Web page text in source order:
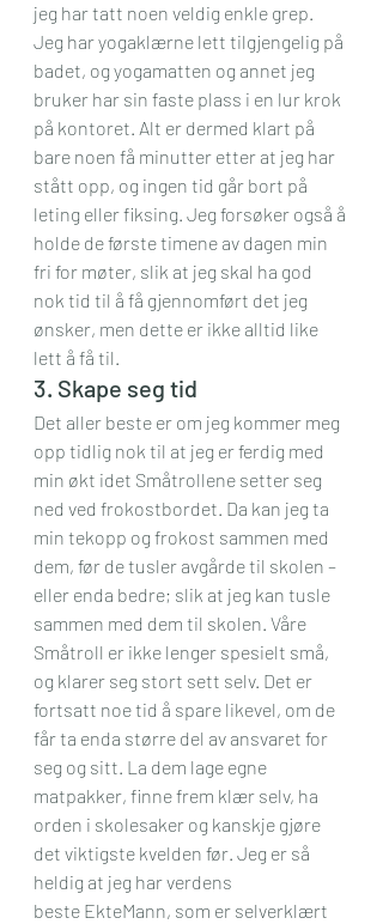
jeg har tatt noen veldig enkle grep.
Jeg har yogaklærne lett tilgjengelig på
badet, og yogamatten og annet jeg
bruker har sin faste plass i en lur krok
på kontoret. Alt er dermed klart på
bare noen få minutter etter at jeg har
stått opp, og ingen tid går bort på
leting eller fiksing. Jeg forsøker også å
holde de første timene av dagen min
fri for møter, slik at jeg skal ha god
nok tid til å få gjennomført det jeg
ønsker, men dette er ikke alltid like
lett å få til.
3. Skape seg tid
Det aller beste er om jeg kommer meg
opp tidlig nok til at jeg er ferdig med
min økt idet Småtrollene setter seg
ned ved frokostbordet. Da kan jeg ta
min tekopp og frokost sammen med
dem, før de tusler avgårde til skolen –
eller enda bedre; slik at jeg kan tusle
sammen med dem til skolen. Våre
Småtroll er ikke lenger spesielt små,
og klarer seg stort sett selv. Det er
fortsatt noe tid å spare likevel, om de
får ta enda større del av ansvaret for
seg og sitt. La dem lage egne
matpakker, finne frem klær selv, ha
orden i skolesaker og kanskje gjøre
det viktigste kvelden før. Jeg er så
heldig at jeg har verdens
beste EkteMann, som er selverklært